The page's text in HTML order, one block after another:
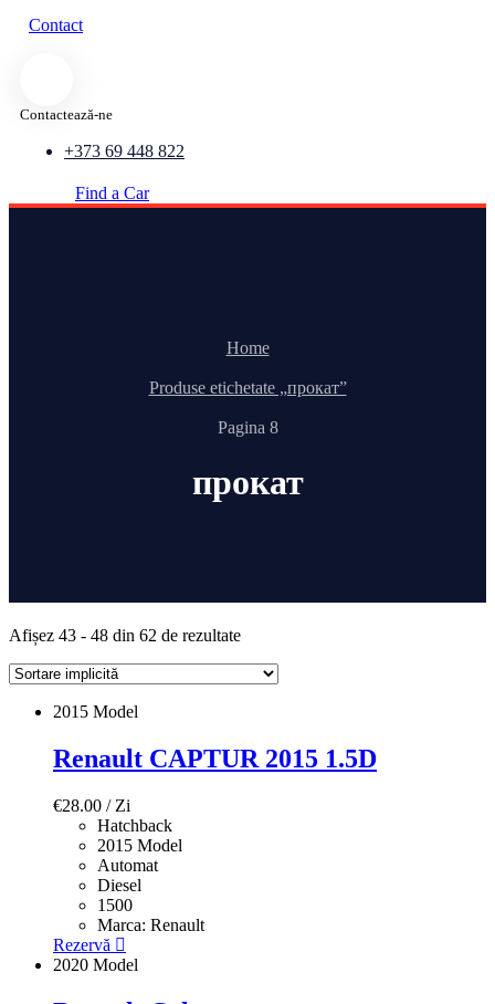
Contact
Contactează-ne
+373 69 448 822
Find a Car
Home
Produse etichetate „прокат”
Pagina 8
прокат
Afișez 43 - 48 din 62 de rezultate
2015 Model
Renault CAPTUR 2015 1.5D
€28.00 / Zi
Hatchback
2015 Model
Automat
Diesel
1500
Marca: Renault
Rezervă
2020 Model